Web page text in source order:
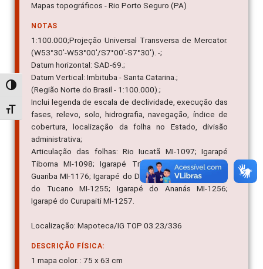
Alternar alto contraste
Alternar tamanho da fonte
Mapas topográficos - Rio Porto Seguro (PA)
NOTAS
1:100.000;Projeção Universal Transversa de Mercator.
(W53°30'-W53°00'/S7°00'-S7°30'). -;
Datum horizontal: SAD-69.;
Datum Vertical: Imbituba - Santa Catarina.;
(Região Norte do Brasil - 1:100.000).;
Inclui legenda de escala de declividade, execução das
fases, relevo, solo, hidrografia, navegação, índice de
cobertura, localização da folha no Estado, divisão
administrativa;
Articulação das folhas: Rio Iucatã MI-1097; Igarapé
Tiborna MI-1098; Igarapé Triunfo MI-1099; Córrego
Guariba MI-1176; Igarapé do Deserto MI-1178; Ribeirão
do Tucano MI-1255; Igarapé do Ananás MI-1256;
Igarapé do Curupaiti MI-1257.
Localização: Mapoteca/IG TOP 03.23/336
DESCRIÇÃO FÍSICA:
1 mapa color. : 75 x 63 cm